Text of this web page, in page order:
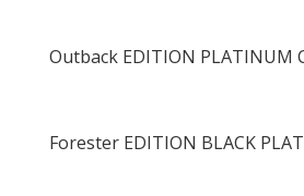
Outback EDITION PLATINUM
Forester EDITION BLACK